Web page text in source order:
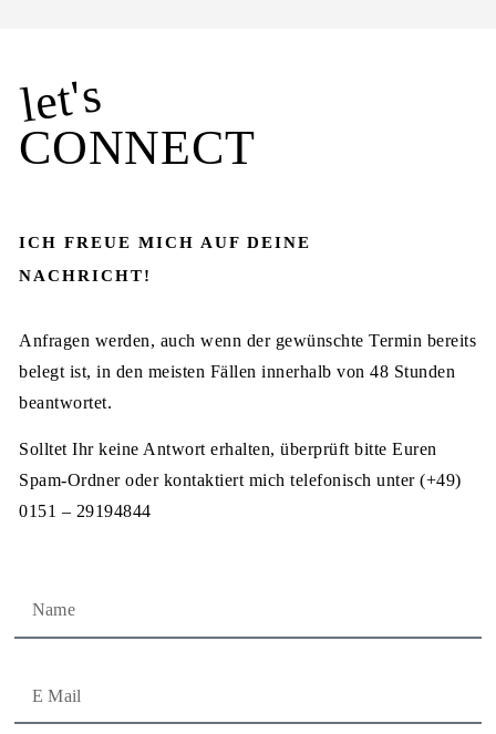
let's
CONNECT
ICH FREUE MICH AUF DEINE
NACHRICHT!
Anfragen werden, auch wenn der gewünschte Termin bereits
belegt ist, in den meisten Fällen innerhalb von 48 Stunden
beantwortet.
Solltet Ihr keine Antwort erhalten, überprüft bitte Euren
Spam-Ordner oder kontaktiert mich telefonisch unter (+49)
0151 – 29194844